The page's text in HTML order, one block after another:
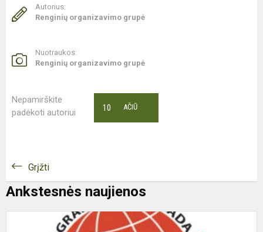
Autorius:
Renginių organizavimo grupė
Nuotraukos:
Renginių organizavimo grupė
Nepamirškite
padėkoti autoriui
AČIŪ
10
Grįžti
Ankstesnės naujienos